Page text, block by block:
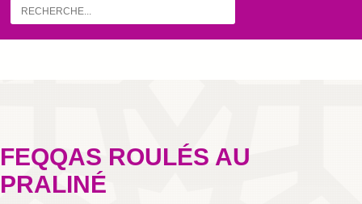
FEQQAS ROULÉS AU
PRALINÉ